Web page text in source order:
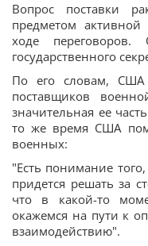
Вопрос поставки
предметом
ходе переговоров.
государственного
По его словам, США
поставщиков
значительная ее
то же время США
военных:
"Есть понимание
придется решать за
что в какой-то
окажемся на пути к
взаимодействию".